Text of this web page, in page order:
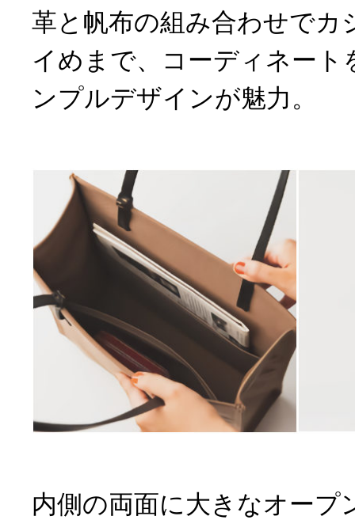
革と帆布の組み合わせでカ
イめまで、コーディネート
ンプルデザインが魅力。
内側の両面に大きなオープ